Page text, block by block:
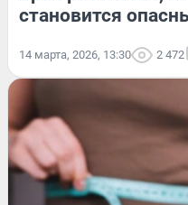
становится
14 марта, 2026, 13:30 2 472